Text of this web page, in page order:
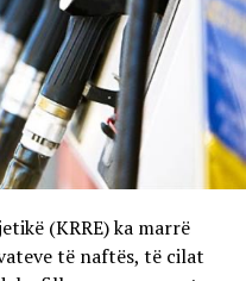
(KRRE) ka marrë
të naftës, të cilat